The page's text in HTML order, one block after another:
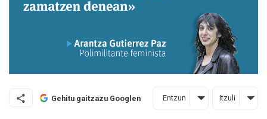
Gehitu gaitzazu Googlen Entzun Itzuli